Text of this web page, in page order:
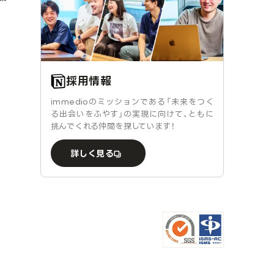
採用情報
immedioのミッションである「未来をつく
る出会いをふやす」の実現に向けて、ともに
挑んでくれる仲間を探しています！
詳しく見る